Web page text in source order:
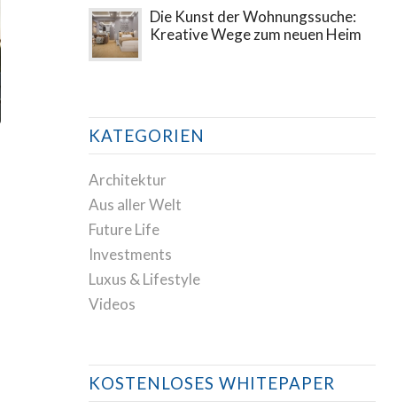
Die Kunst der Wohnungssuche:
Kreative Wege zum neuen Heim
KATEGORIEN
Architektur
Aus aller Welt
Future Life
Investments
Luxus & Lifestyle
Videos
KOSTENLOSES WHITEPAPER